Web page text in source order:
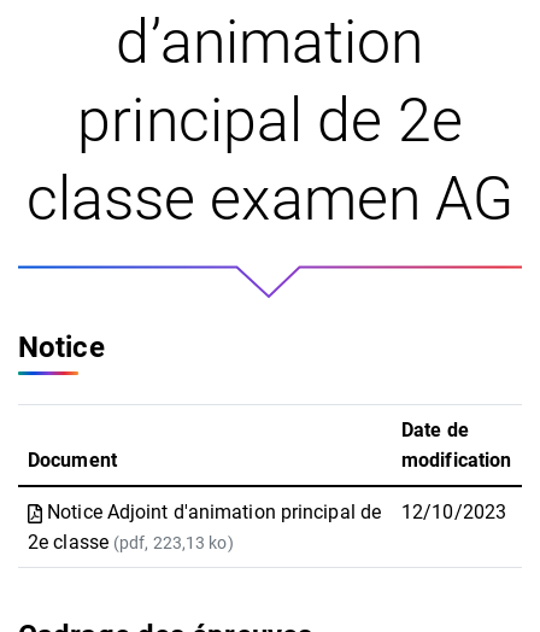
d’animation
principal de 2e
classe examen AG
Notice
Document
Date de
modification
Notice Adjoint d'animation principal de
2e classe (pdf, 223,13 ko)
12/10/2023